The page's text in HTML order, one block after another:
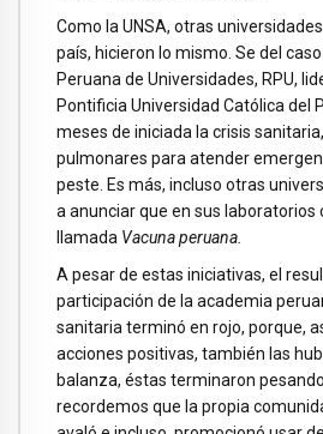
Como la UNSA, otras
país, hicieron lo mismo. Se del
Peruana de Universidades, RPU,
Pontificia Universidad Católica del
meses de iniciada la crisis
pulmonares para atender
peste. Es más, incluso otras
a anunciar que en sus laboratorios
llamada Vacuna peruana.
A pesar de estas iniciativas, el
participación de la academia
sanitaria terminó en rojo, porque,
acciones positivas, también las
balanza, éstas terminaron
recordemos que la propia